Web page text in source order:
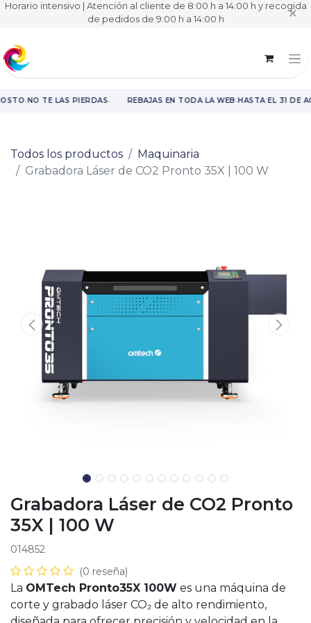
Horario intensivo | Atención al cliente de 8:00 h a 14:00 h y recogida
de pedidos de 9:00 h a 14:00 h
✕
·NO TE LAS PIERDAS· REBAJAS EN TODA LA WEB·HASTA EL 31 DE
Todos los productos
Maquinaria
Grabadora Láser de CO2 Pronto 35X | 100 W
Grabadora Láser de CO2 Pronto
35X | 100 W
014852
(0 reseña)
La OMTech Pronto35X 100W es una máquina de
corte y grabado láser CO₂ de alto rendimiento,